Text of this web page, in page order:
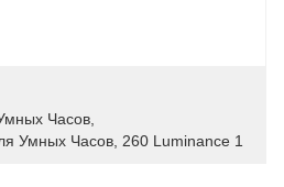
Часов
Умных Часов 260 Luminance 1